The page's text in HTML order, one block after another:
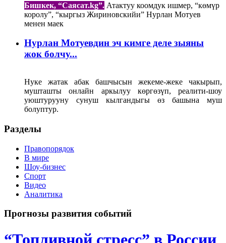
Бишкек, “Саясат.kg”. Атактуу коомдук ишмер, “көмүр
королу”, “кыргыз Жириновскийи” Нурлан Мотуев
менен маек
Нурлан Мотуевдин эч кимге деле зыяны
жок болчу...
Нуке жатак абак башчысын жекеме-жеке чакырып,
мушташты онлайн аркылуу көргөзүп, реалити-шоу
уюштурууну сунуш кылгандыгы өз башына муш
болуптур.
Разделы
Правопорядок
В мире
Шоу-бизнес
Спорт
Видео
Аналитика
Прогнозы развития событий
“Топливной стресс” в России